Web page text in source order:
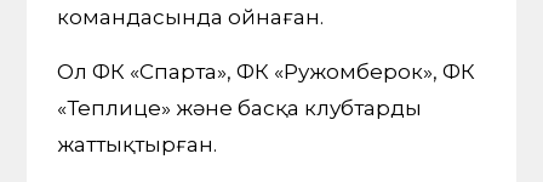
командасында ойнаған.
Ол ФК «Спарта», ФК «Ружомберок», ФК
«Теплице» және басқа клубтарды
жаттықтырған.